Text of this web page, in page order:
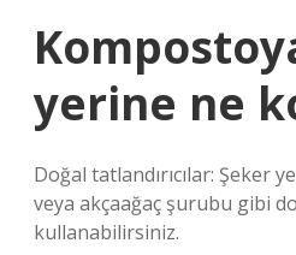
yerine ne
Doğal tatlandırıcılar: Şeker
veya akçaağaç şurubu gibi
kullanabilirsiniz.